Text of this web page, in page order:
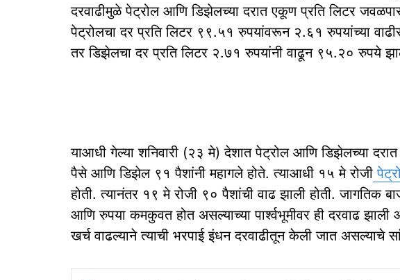
दरवाढीमुळे पेट्रोल आणि डिझेलच्या दरात एकूण प्रति लिटर
पेट्रोलचा दर प्रति लिटर ९९.५१ रुपयांवरून २.६१ रुपयांच्या
तर डिझेलचा दर प्रति लिटर २.७१ रुपयांनी वाढून ९५.२० रुपये
याआधी गेल्या शनिवारी (२३ मे) देशात पेट्रोल आणि डिझेलच्या
पैसे आणि डिझेल ९१ पैशांनी महागले होते. त्याआधी १५ मे रोजी
होती. त्यानंतर १९ मे रोजी ९० पैशांची वाढ झाली होती. जागतिक
आणि रुपया कमकुवत होत असल्याच्या पार्श्वभूमीवर ही दरवाढ
खर्च वाढल्याने त्याची भरपाई इंधन दरवाढीतून केली जात असल्याचे